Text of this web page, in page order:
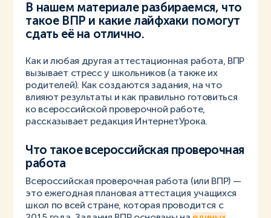
В нашем материале разбираемся, что
такое ВПР и какие лайфхаки помогут
сдать её на отлично.
Как и любая другая аттестационная работа, ВПР
вызывает стресс у школьников (а также их
родителей). Как создаются задания, на что
влияют результаты и как правильно готовиться
ко всероссийской проверочной работе,
рассказывает редакция ИнтернетУрока.
Что такое всероссийская проверочная
работа
Всероссийская проверочная работа (или ВПР) —
это ежегодная плановая аттестация учащихся
школ по всей стране, которая проводится с